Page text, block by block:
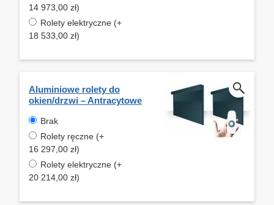
14 973,00 zł)
Rolety elektryczne (+
18 533,00 zł)
Aluminiowe rolety do
okien/drzwi – Antracytowe
Brak
Rolety ręczne (+
16 297,00 zł)
Rolety elektryczne (+
20 214,00 zł)